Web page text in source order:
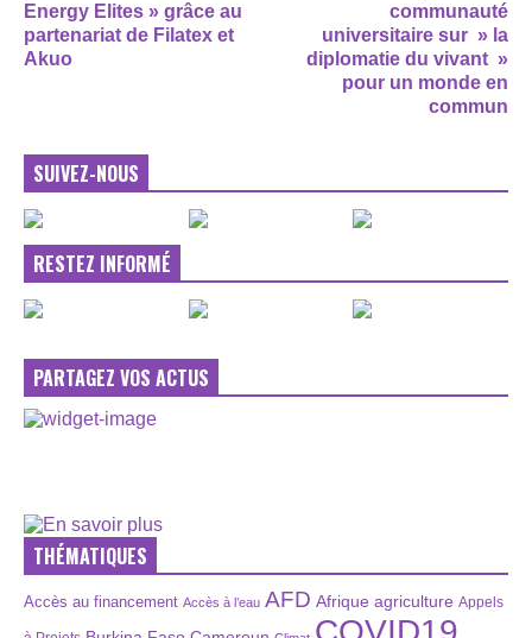
Energy Elites » grâce au
partenariat de Filatex et
Akuo
communauté
universitaire sur » la
diplomatie du vivant »
pour un monde en
commun
SUIVEZ-NOUS
RESTEZ INFORMÉ
PARTAGEZ VOS ACTUS
THÉMATIQUES
Accès au financement Accès à l’eau AFD Afrique agriculture Appels